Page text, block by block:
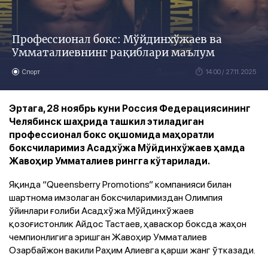
Профессионал бокс: Мўйдинхўжаев ва
Умматалиевнинг рақиблари маълум
Спорт 14:00 / 27.11.2025
Эртага, 28 ноябрь куни Россия Федерациясининг
Челябинск шаҳрида ташкил этиладиган
профессионал бокс оқшомида маҳоратли
боксчиларимиз Асадхўжа Мўйдинхўжаев ҳамда
Жавоҳир Умматалиев рингга кўтарилади.
Яқинда “Queensberry Promotions” компанияси билан
шартнома имзолаган боксчиларимиздан Олимпия
ўйинлари ғолиби Асадхўжа Мўйдинхўжаев
қозоғистонлик Айдос Тастаев, ҳаваскор боксда жаҳон
чемпионлигига эришган Жавоҳир Умматалиев
Озарбайжон вакили Раҳим Алиевга қарши жанг ўтказади.